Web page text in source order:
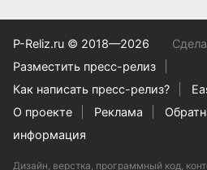
P-Reliz.ru © 2018—2026
Разместить пресс-релиз
Как написать пресс-релиз?
О проекте
Реклама
информация
Дизайн, верстка, программный код,